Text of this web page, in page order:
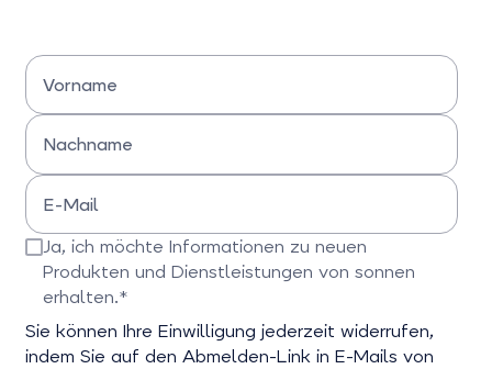
Vorname
Bitte Vornamen eingeben
Nachname
Bitte Nachname eingeben
E-Mail
Bitte E-Mail-Adresse eingeben
Ja, ich möchte Informationen zu neuen
Produkten und Dienstleistungen von sonnen
erhalten.*
Bitte bestätigen Sie dieses Feld
Sie können Ihre Einwilligung jederzeit widerrufen,
indem Sie auf den Abmelden-Link in E-Mails von